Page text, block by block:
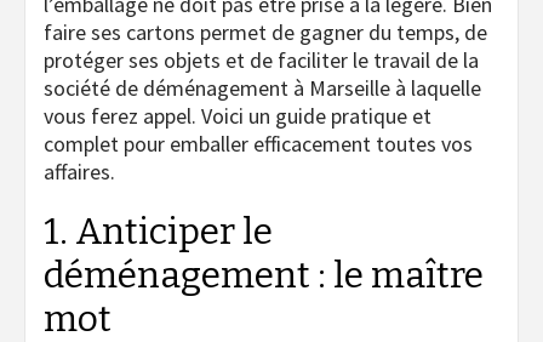
faire ses cartons permet de gagner du temps, de
protéger ses objets et de faciliter le travail de la
société de déménagement à Marseille à laquelle
vous ferez appel. Voici un guide pratique et
complet pour emballer efficacement toutes vos
affaires.
1. Anticiper le
déménagement : le maître
mot